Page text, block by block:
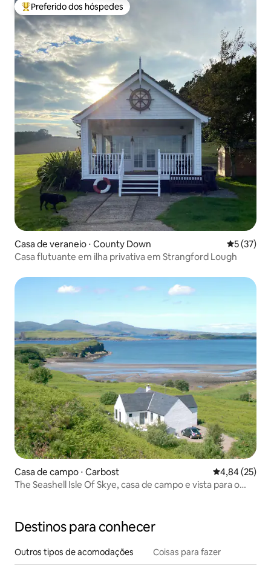
Entre os melhores preferidos dos hóspedes
Preferido dos hóspedes
Casa de veraneio ⋅ County Down 5 de uma
5 (37)
Casa flutuante em ilha privativa em Strangford Lough
Casa de campo ⋅ Carbost 4,84 de uma
4,84 (25)
The Seashell Isle Of Skye, casa de campo e vista para o
Destinos para conhecer
Outros tipos de acomodações Coisas para fazer